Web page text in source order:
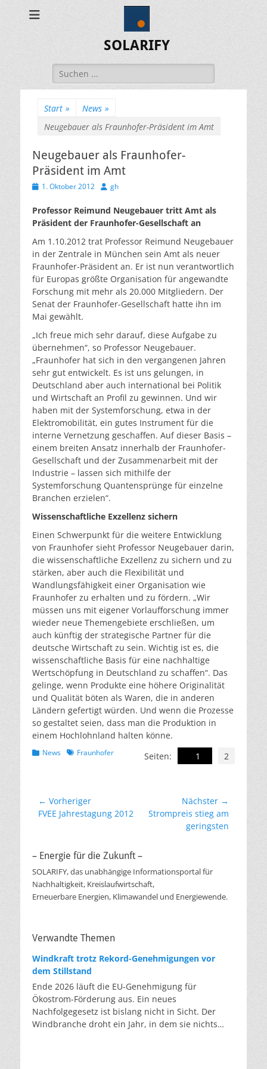
SOLARIFY
Suchen
nach:
Start » News »
Neugebauer als Fraunhofer-Präsident im Amt
Neugebauer als Fraunhofer-
Präsident im Amt
Veröffentlicht
1. Oktober 2012 Autor
gh
Professor Reimund Neugebauer tritt Amt als
Präsident der Fraunhofer-Gesellschaft an
Am 1.10.2012 trat Professor Reimund Neugebauer
in der Zentrale in München sein Amt als neuer
Fraunhofer-Präsident an. Er ist nun verantwortlich
für Europas größte Organisation für angewandte
Forschung mit mehr als 20.000 Mitgliedern. Der
Senat der Fraunhofer-Gesellschaft hatte ihn im
Mai gewählt.
„Ich freue mich sehr darauf, diese Aufgabe zu
übernehmen“, so Professor Neugebauer.
„Fraunhofer hat sich in den vergangenen Jahren
sehr gut entwickelt. Es ist uns gelungen, in
Deutschland aber auch international bei Politik
und Wirtschaft an Profil zu gewinnen. Und wir
haben mit der Systemforschung, etwa in der
Elektromobilität, ein gutes Instrument für die
interne Vernetzung geschaffen. Auf dieser Basis –
einem breiten Ansatz innerhalb der Fraunhofer-
Gesellschaft und der Zusammenarbeit mit der
Industrie – lassen sich mithilfe der
Systemforschung Quantensprünge für einzelne
Branchen erzielen“.
Wissenschaftliche Exzellenz sichern
Einen Schwerpunkt für die weitere Entwicklung
von Fraunhofer sieht Professor Neugebauer darin,
die wissenschaftliche Exzellenz zu sichern und zu
stärken, aber auch die Flexibilität und
Wandlungsfähigkeit einer Organisation wie
Fraunhofer zu erhalten und zu fördern. „Wir
müssen uns mit eigener Vorlaufforschung immer
wieder neue Themengebiete erschließen, um
auch künftig der strategische Partner für die
deutsche Wirtschaft zu sein. Wichtig ist es, die
wissenschaftliche Basis für eine nachhaltige
Wertschöpfung in Deutschland zu schaffen“. Das
gelinge, wenn Produkte eine höhere Originalität
und Qualität böten als Waren, die in anderen
Ländern gefertigt würden. Und wenn die Prozesse
so gestaltet seien, dass man die Produktion in
einem Hochlohnland halten könne.
Seiten:
1 2
Kategorien
News Schlagworte
Fraunhofer
Beitragsnavigation
← Vorheriger
Vorheriger
FVEE Jahrestagung 2012
Nächster →
Nächster
Strompreis stieg am
geringsten
– Energie für die Zukunft –
SOLARIFY, das unabhängige Informationsportal für
Nachhaltigkeit, Kreislaufwirtschaft,
Erneuerbare Energien, Klimawandel und Energiewende.
Verwandte Themen
Windkraft trotz Rekord-Genehmigungen vor
dem Stillstand
Ende 2026 läuft die EU-Genehmigung für
Ökostrom-Förderung aus. Ein neues
Nachfolgegesetz ist bislang nicht in Sicht. Der
Windbranche droht ein Jahr, in dem sie nichts